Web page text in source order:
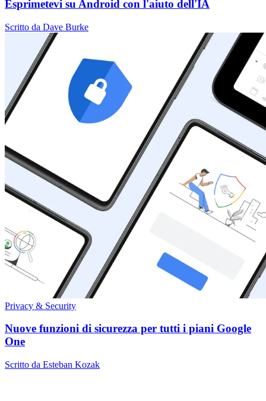
Esprimetevi su Android con l'aiuto dell'IA
Scritto da Dave Burke
Privacy & Security
Nuove funzioni di sicurezza per tutti i piani Google
One
Scritto da Esteban Kozak